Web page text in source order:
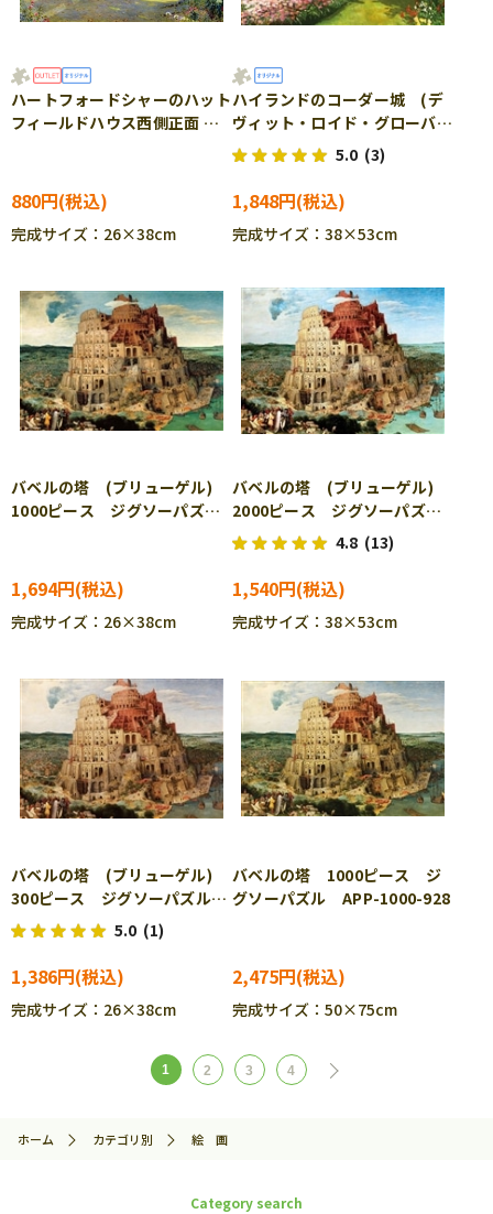
ハートフォードシャーのハット
フィールドハウス西側正面 そ
ジグソーパズル EPO-79-
431s ［CP-SS］
880円
完成サイズ：26×38cm
ハイランドのコーダー城 (デ
ヴィット・ロイド・グローバ
ー) 2000ピース ジグソーパ
ズル EPO-79-428s
5.0 (3)
1,848円
完成サイズ：38×53cm
バベルの塔 (ブリューゲル)
1000ピース ジグソーパズ
1,694円
完成サイズ：26×38cm
バベルの塔 (ブリューゲル)
2000ピース ジグソーパズ
ル EPO-54-004
4.8 (13)
1,540円
完成サイズ：38×53cm
バベルの塔 (ブリューゲル)
300ピース ジグソーパズル
CUT-300-277 5.0 (1)
1,386円
完成サイズ：26×38cm
バベルの塔 1000ピース ジ
グソーパズル APP-1000-928
2,475円
完成サイズ：50×75cm
1 2 3 4
ホーム カテゴリ別 絵 画
Category search